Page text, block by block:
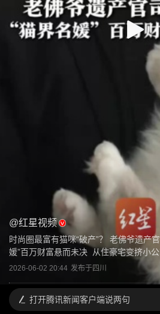
@红星视频
时尚圈最富有猫咪“破产”？ 老佛爷遗产
媛”百万财富悬而未决  从住豪宅变挤小
2026-06-02 20:44 发布于四川
打开腾讯新闻客户端说两句